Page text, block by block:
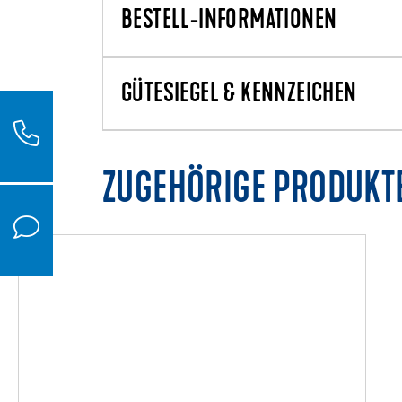
BESTELL-INFORMATIONEN
GÜTESIEGEL & KENNZEICHEN
ZUGEHÖRIGE